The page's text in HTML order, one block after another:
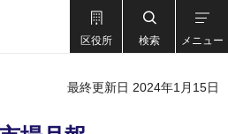
区役所 検索 メニュー
最終更新日 2024年1月15日